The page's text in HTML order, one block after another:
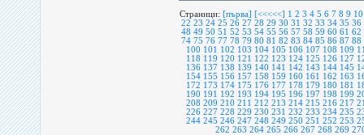
Страници: [първа] [<<<<<] 1 2 3 4 5 6 7 8 9 10
22 23 24 25 26 27 28 29 30 31 32 33 34 35 36
48 49 50 51 52 53 54 55 56 57 58 59 60 61 62
74 75 76 77 78 79 80 81 82 83 84 85 86 87 88
100 101 102 103 104 105 106 107 108 109
118 119 120 121 122 123 124 125 126 127
136 137 138 139 140 141 142 143 144 145
154 155 156 157 158 159 160 161 162 163
172 173 174 175 176 177 178 179 180 181
190 191 192 193 194 195 196 197 198 199
208 209 210 211 212 213 214 215 216 217
226 227 228 229 230 231 232 233 234 235
244 245 246 247 248 249 250 251 252 253
262 263 264 265 266 267 268 269